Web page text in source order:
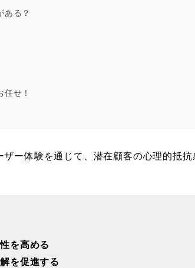
ある？
せ！
ー体験を通じて、潜在顧客の心理的抵抗
を高める
を促進する